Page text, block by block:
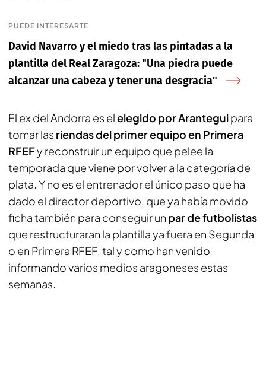
PUEDE INTERESARTE
David Navarro y el miedo tras las pintadas a la
plantilla del Real Zaragoza: "Una piedra puede
alcanzar una cabeza y tener una desgracia"
El ex del Andorra es elelegido por Aranteguipara
tomar las riendas del primer equipo en Primera
RFEFy reconstruir un equipo que pelee la
temporada que viene por volver a la categoría de
plata. Y no es el entrenador el único paso que ha
dado el director deportivo, que ya había movido
ficha también para conseguir un par de futbolistas
que restructuraran la plantilla ya fuera en Segunda
o en Primera RFEF, tal y como han venido
informando varios medios aragoneses estas
semanas.